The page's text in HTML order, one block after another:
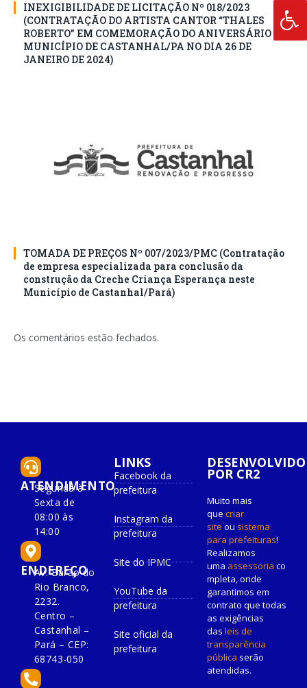
INEXIGIBILIDADE DE LICITAÇÃO Nº 018/2023
(CONTRATAÇÃO DO ARTISTA CANTOR “THALES
ROBERTO” EM COMEMORAÇÃO DO ANIVERSÁRIO DO
MUNICÍPIO DE CASTANHAL/PA NO DIA 26 DE
JANEIRO DE 2024)
TOMADA DE PREÇOS Nº 007/2023/PMC (Contratação
de empresa especializada para conclusão da
construção da Creche Criança Esperança neste
Município de Castanhal/Pará)
Os comentários estão fechados.
ATENDIMENTO
Segunda à
Sexta de
08:00 às
14:00
ENDEREÇO
Av. Barão do
Rio Branco,
2232.
Centro –
Castanhal –
Pará – CEP:
68743-050
LINKS
Facebook da
prefeitura
Instagram da
prefeitura
Site do IPMC
YouTube da
prefeitura
Site oficial da
prefeitura
DESENVOLVIDO
POR CR2
Muito mais
que criar
site ou sistema
para prefeituras!
Realizamos
uma assessoria co
mpleta, onde
garantimos em
contrato que todas
as exigências
das leis de
transparência
pública serão
atendidas.